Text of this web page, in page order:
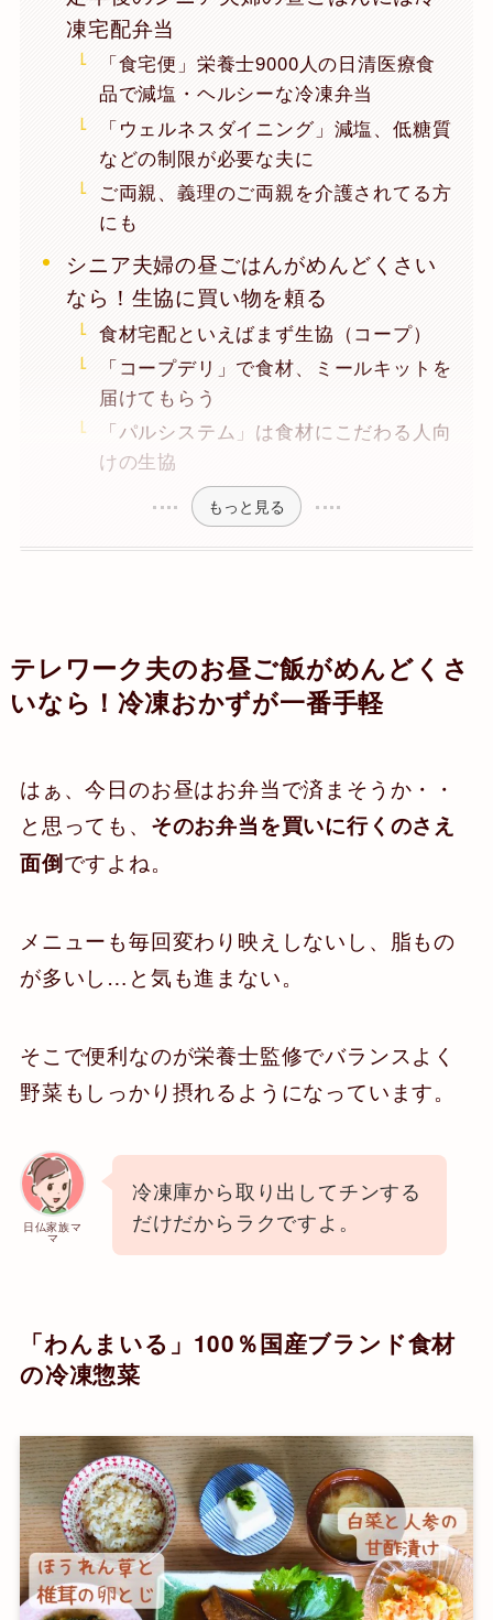
凍宅配弁当
「食宅便」栄養士9000人の日清医療食
品で減塩・ヘルシーな冷凍弁当
「ウェルネスダイニング」減塩、低糖質
などの制限が必要な夫に
ご両親、義理のご両親を介護されてる方
にも
シニア夫婦の昼ごはんがめんどくさい
なら！生協に買い物を頼る
食材宅配といえばまず生協（コープ）
「コープデリ」で食材、ミールキットを
届けてもらう
「パルシステム」は食材にこだわる人向
けの生協
もっと見る
テレワーク夫のお昼ご飯がめんどくさ
いなら！冷凍おかずが一番手軽
はぁ、今日のお昼はお弁当で済まそうか・・
と思っても、 そのお弁当を買いに行くのさえ
面倒ですよね。
メニューも毎回変わり映えしないし、脂もの
が多いし…と気も進まない。
そこで便利なのが栄養士監修でバランスよく
野菜もしっかり摂れるようになっています。
日仏家族マ
マ
冷凍庫から取り出してチンする
だけだからラクですよ。
「わんまいる」100％国産ブランド食材
の冷凍惣菜